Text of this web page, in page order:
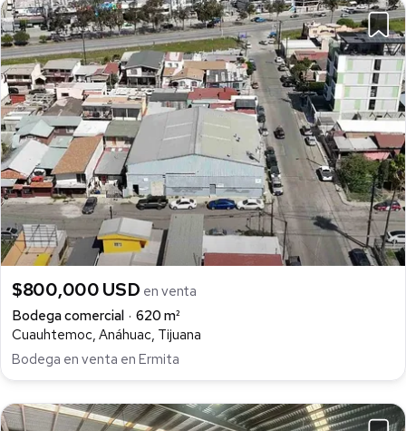
$800,000 USD en venta
Bodega comercial
620 m²
Cuauhtemoc, Anáhuac, Tijuana
Bodega en venta en Ermita